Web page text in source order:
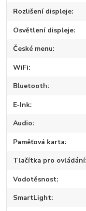
Rozlišení displeje
Osvětlení displeje
České menu
WiFi
Bluetooth
E-Ink
Audio
Paměťová karta
Tlačítka pro ovládání
Vodotěsnost
SmartLight